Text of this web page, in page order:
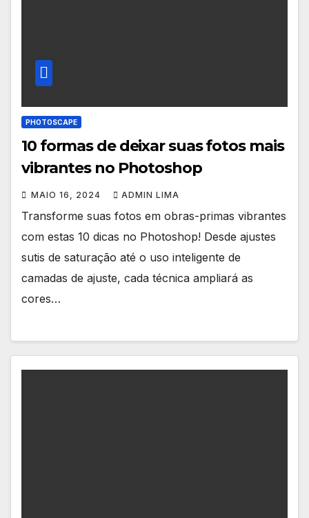
PHOTOSCAPE
10 formas de deixar suas fotos mais
vibrantes no Photoshop
MAIO 16, 2024 ADMIN LIMA
Transforme suas fotos em obras-primas vibrantes
com estas 10 dicas no Photoshop! Desde ajustes
sutis de saturação até o uso inteligente de
camadas de ajuste, cada técnica ampliará as
cores…